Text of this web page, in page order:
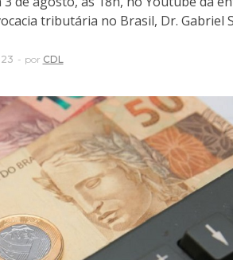
tributária no Brasil, Dr. Gabriel
por CDL